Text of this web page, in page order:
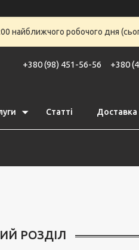
найближчого робочого дня
+380 (98) 451-56-56 +380
Статті Доставка
РОЗДІЛ